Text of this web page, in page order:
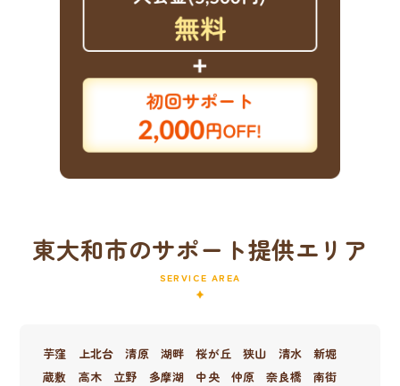
東大和市のサポート提供エリア
SERVICE AREA
芋窪 上北台 清原 湖畔 桜が丘 狭山 清水
新堀
蔵敷
高木 立野 多摩湖 中央 仲原 奈良橋
南街